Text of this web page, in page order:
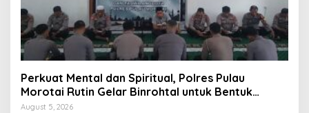
Perkuat Mental dan Spiritual, Polres Pulau
Morotai Rutin Gelar Binrohtal untuk Bentuk
Personel Berintegritas
August 5, 2026